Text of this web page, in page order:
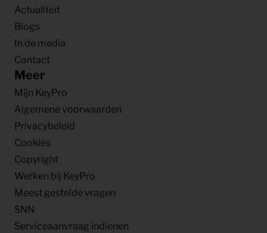
Actualiteit
Blogs
In de media
Contact
Meer
Mijn KeyPro
Algemene voorwaarden
Privacybeleid
Cookies
Copyright
Werken bij KeyPro
Meest gestelde vragen
SNN
Serviceaanvraag indienen